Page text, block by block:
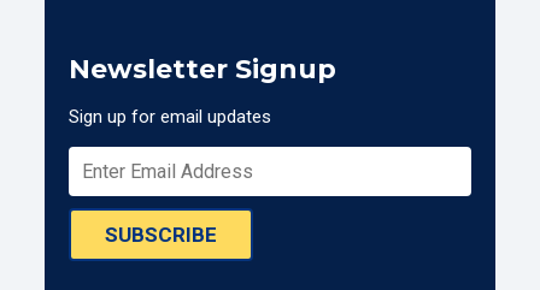
Newsletter Signup
Sign up for email updates
SUBSCRIBE